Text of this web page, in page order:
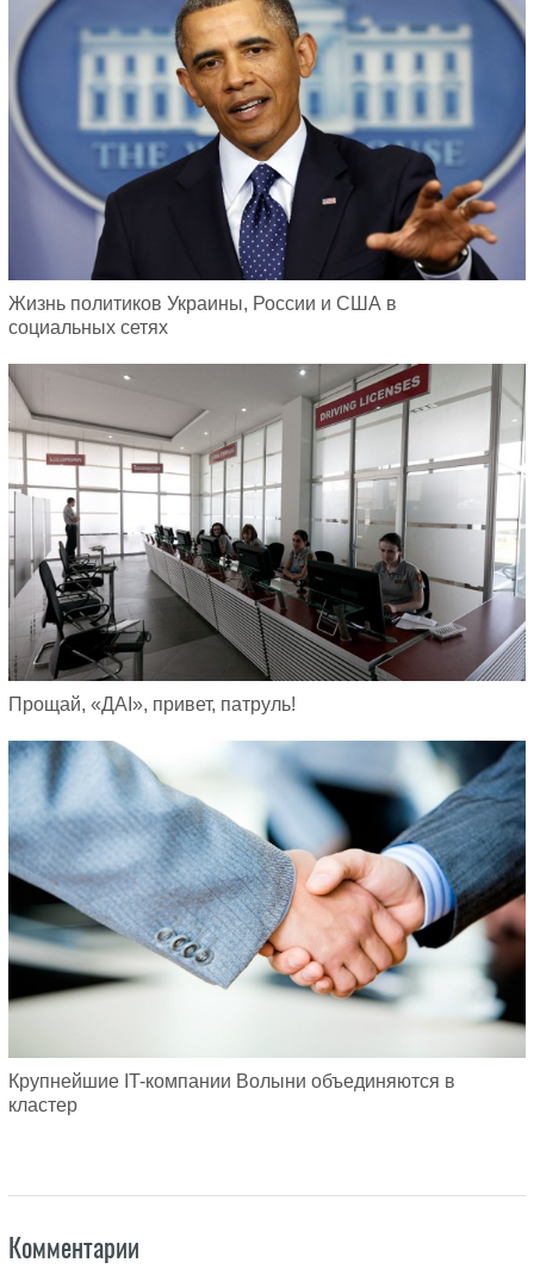
Жизнь политиков Украины, России и США в
социальных сетях
Прощай, «ДАI», привет, патруль!
Крупнейшие IT-компании Волыни объединяются в
кластер
Комментарии